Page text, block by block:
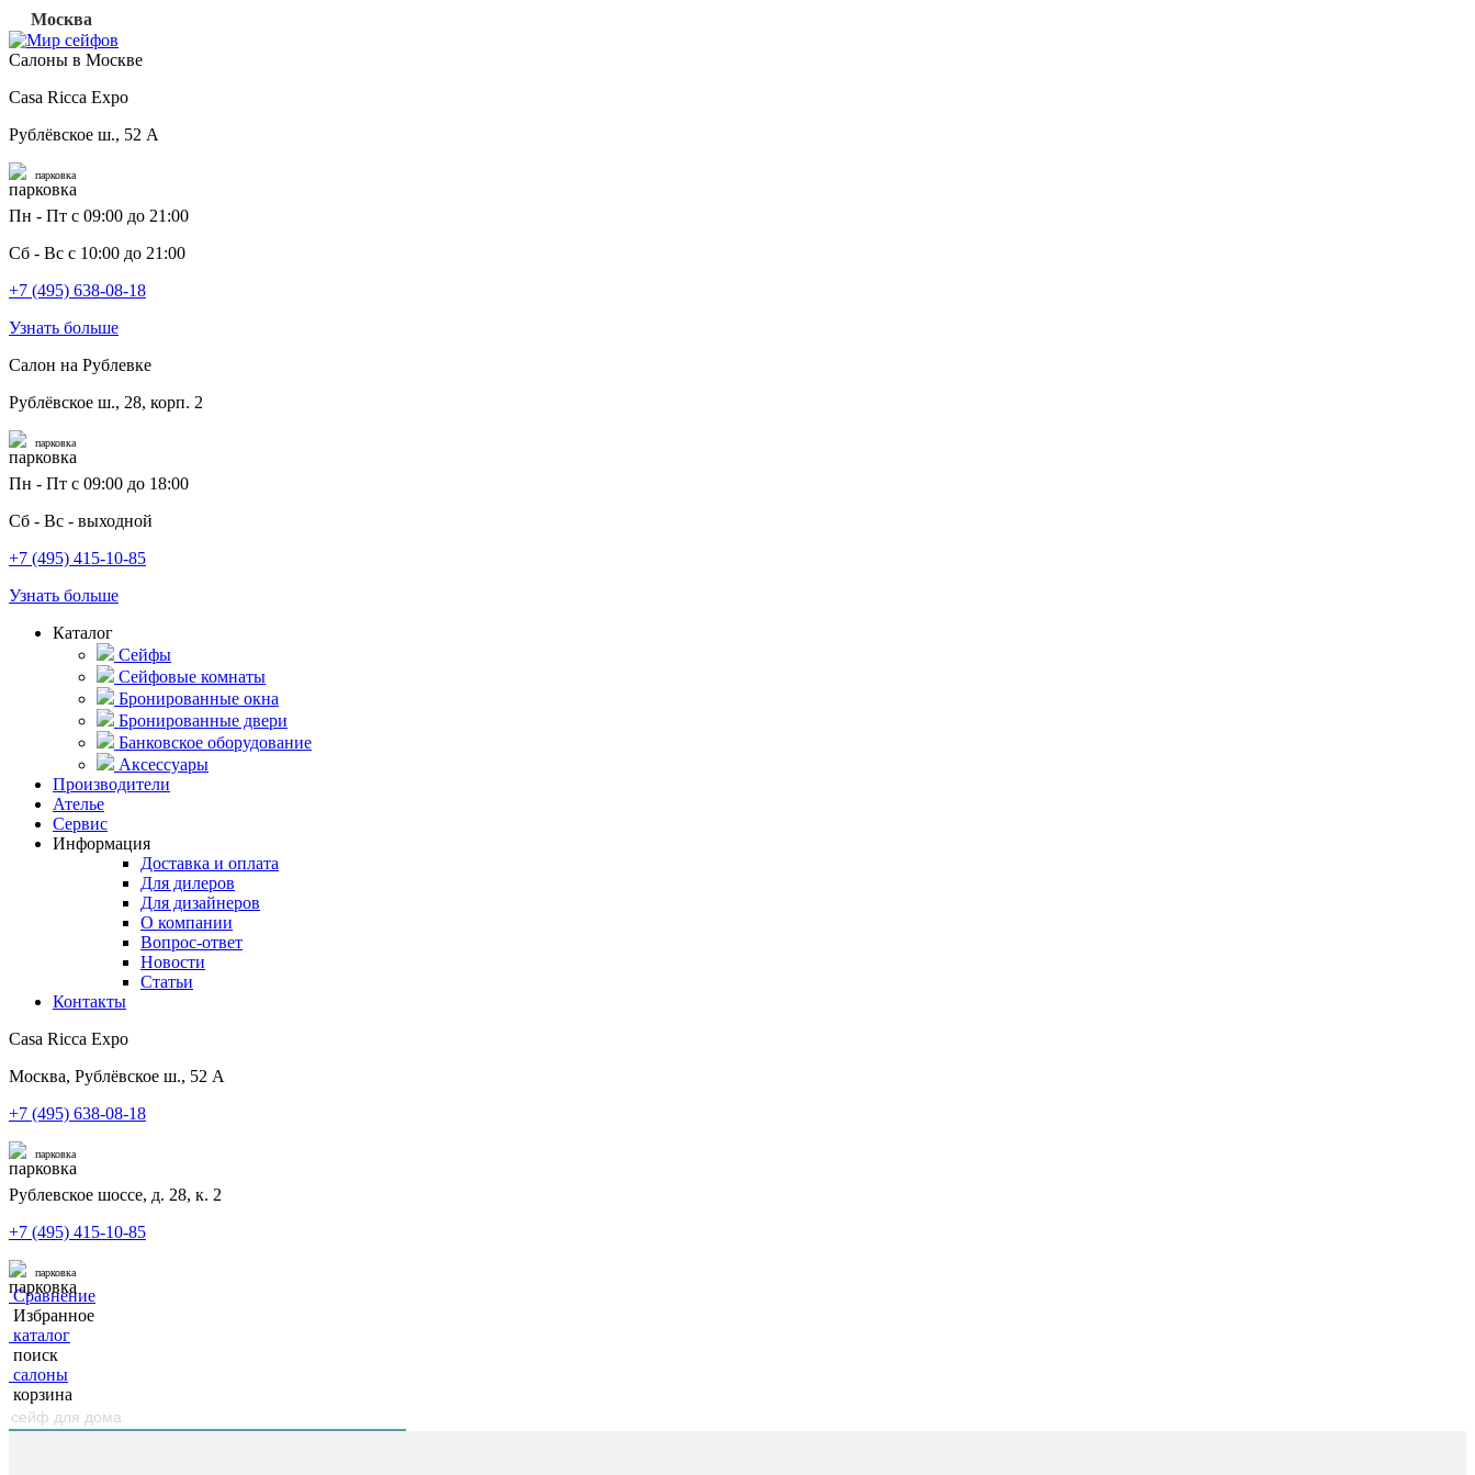
Москва
Салоны в Москве
Casa Ricca Expo
Рублёвское ш., 52 А
парковка
Пн - Пт с 09:00 до 21:00
Сб - Вс с 10:00 до 21:00
+7 (495) 638-08-18
Узнать больше
Салон на Рублевке
Рублёвское ш., 28, корп. 2
парковка
Пн - Пт с 09:00 до 18:00
Сб - Вс - выходной
+7 (495) 415-10-85
Узнать больше
Каталог
Сейфы
Сейфовые комнаты
Бронированные окна
Бронированные двери
Банковское оборудование
Аксессуары
Производители
Ателье
Сервис
Информация
Доставка и оплата
Для дилеров
Для дизайнеров
О компании
Вопрос-ответ
Новости
Статьи
Контакты
Casa Ricca Expo
Москва, Рублёвское ш., 52 А
+7 (495) 638-08-18
парковка
Рублевское шоссе, д. 28, к. 2
+7 (495) 415-10-85
парковка
Сравнение
Избранное
каталог
поиск
салоны
корзина